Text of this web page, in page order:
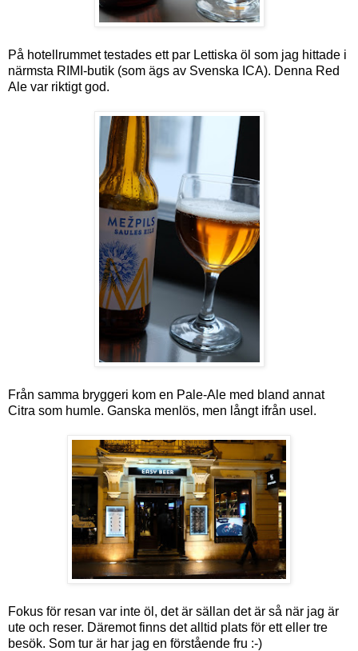
På hotellrummet testades ett par Lettiska öl som jag hittade i
närmsta RIMI-butik (som ägs av Svenska ICA). Denna Red
Ale var riktigt god.
Från samma bryggeri kom en Pale-Ale med bland annat
Citra som humle. Ganska menlös, men långt ifrån usel.
Fokus för resan var inte öl, det är sällan det är så när jag är
ute och reser. Däremot finns det alltid plats för ett eller tre
besök. Som tur är har jag en förstående fru :-)